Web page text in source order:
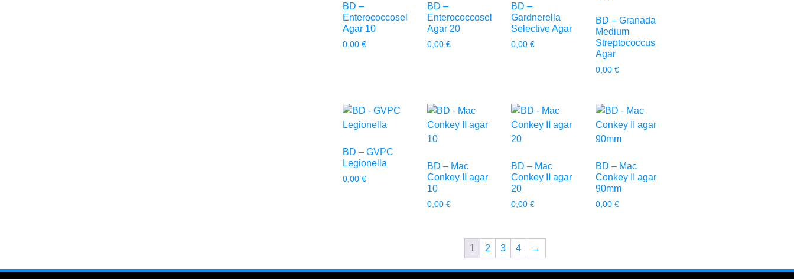
BD –
Enterococcosel
Agar 10
0,00 €
BD –
Enterococcosel
Agar 20
0,00 €
BD –
Gardnerella
Selective Agar
0,00 €
BD – Granada
Medium
Streptococcus
Agar
0,00 €
BD – GVPC
Legionella
0,00 €
BD – Mac
Conkey II agar
10
0,00 €
BD – Mac
Conkey II agar
20
0,00 €
BD – Mac
Conkey II agar
90mm
0,00 €
1 2 3 4 →